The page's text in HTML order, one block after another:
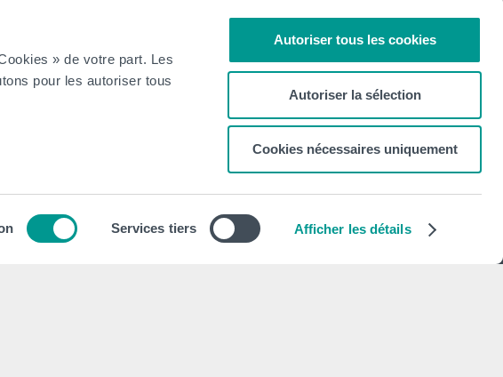
» de votre part. Les
pour les autoriser tous
Services tiers Afficher les détails
Autoriser tous les cookies
Autoriser la sélection
Cookies nécessaires uniquement
Newsletter
S'abonner
Mentions légales